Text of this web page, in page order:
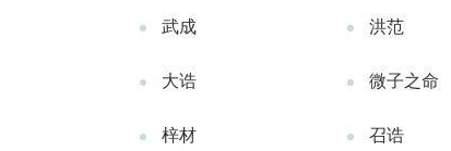
武成 洪范
大诰 微子之命
梓材 召诰